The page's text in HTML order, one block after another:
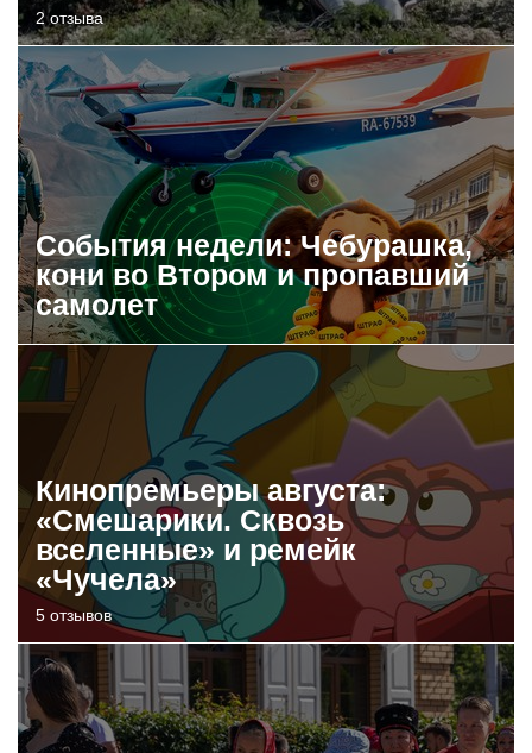
2 отзыва
События недели: Чебурашка,
кони во Втором и пропавший
самолет
Кинопремьеры августа:
«Смешарики. Сквозь
вселенные» и ремейк
«Чучела»
5 отзывов